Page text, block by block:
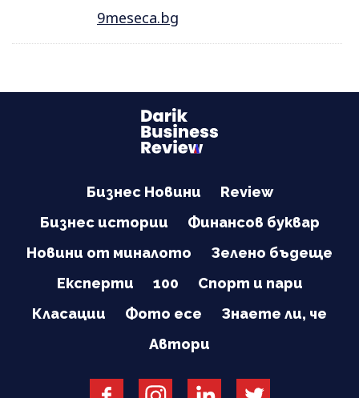
9meseca.bg
Бизнес Новини
Review
Бизнес истории
Финансов буквар
Новини от миналото
Зелено бъдеще
Експерти
100
Спорт и пари
Класации
Фото есе
Знаете ли, че
Автори